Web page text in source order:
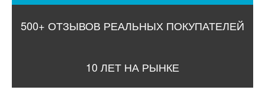
500+ ОТЗЫВОВ РЕАЛЬНЫХ ПОКУПАТЕЛЕЙ
10 ЛЕТ НА РЫНКЕ